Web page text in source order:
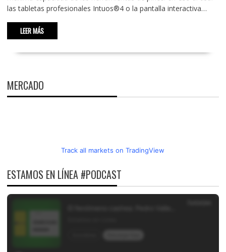
las tabletas profesionales Intuos®4 o la pantalla interactiva…
LEER MÁS
MERCADO
Track all markets on TradingView
ESTAMOS EN LÍNEA #PODCAST